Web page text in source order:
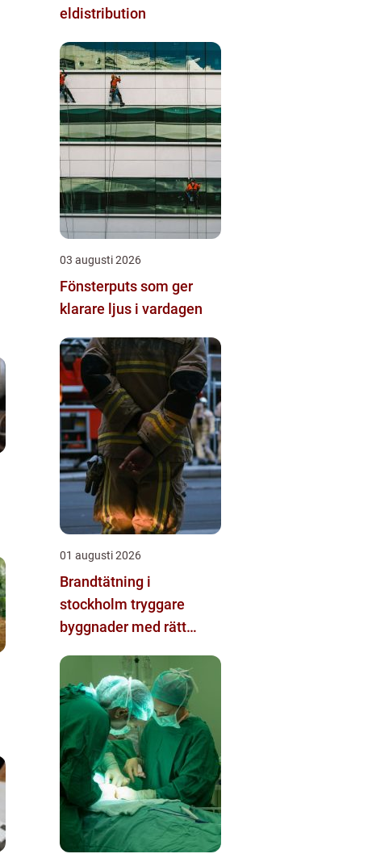
eldistribution
03 augusti 2026
Fönsterputs som ger
klarare ljus i vardagen
01 augusti 2026
Brandtätning i
stockholm tryggare
byggnader med rätt